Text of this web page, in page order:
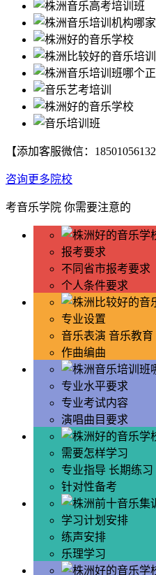
【添加客服微信： 18501056132
咨询更多院校
考音乐学院 你需要注意的
报考要求
不同省市报考要求
个人条件要求
专业设置
音乐表演 音乐教育
作曲编曲
专业水平要求
专业考试内容
演唱曲目要求
需要怎样学习
专业指导 长期练习
针对性备考
学习计划安排
练声安排
乐理学习